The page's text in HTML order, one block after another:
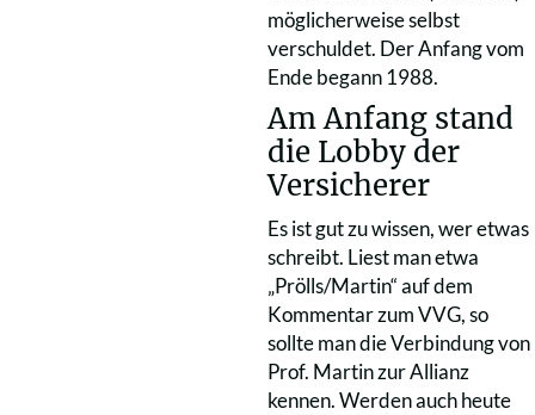
möglicherweise selbst
verschuldet. Der Anfang vom
Ende begann 1988.
Am Anfang stand
die Lobby der
Versicherer
Es ist gut zu wissen, wer etwas
schreibt. Liest man etwa
„Prölls/Martin“ auf dem
Kommentar zum VVG, so
sollte man die Verbindung von
Prof. Martin zur Allianz
kennen. Werden auch heute